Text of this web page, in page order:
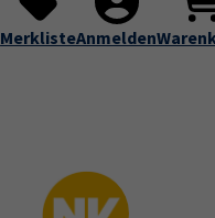
Submenu for "Programm"
Über uns Submenu
Service
MerklisteAnmelden